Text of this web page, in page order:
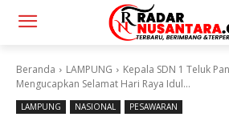
Beranda LAMPUNG
Kepala SDN 1 Teluk
Mengucapkan Selamat Hari Raya Idul...
LAMPUNG NASIONAL PESAWARAN